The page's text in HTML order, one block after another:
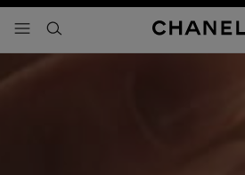
- navegación principal
buscar